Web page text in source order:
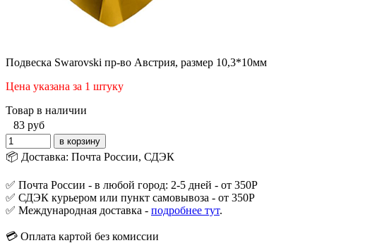
Подвеска Swarovski пр-во Австрия, размер 10,3*10мм
Цена указана за 1 штуку
Товар в наличии
83 руб
📦 Доставка: Почта России, СДЭК
✅ Почта России - в любой город: 2-5 дней - от 350Р
✅ СДЭК курьером или пункт самовывоза - от 350Р
✅ Международная доставка - подробнее тут.
💳 Оплата картой без комиссии